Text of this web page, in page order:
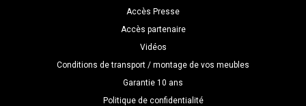
Accès Presse
Accès partenaire
Vidéos
Conditions de transport / montage de vos meubles
Garantie 10 ans
Politique de confidentialité